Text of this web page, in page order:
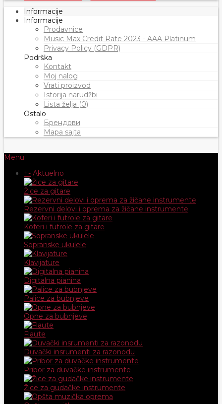
Informacije
Informacije
Prodavnice
Music Max Credit Rate 2023 - AAA Platinum
Privacy Policy (GDPR)
Podrška
Kontakt
Moj nalog
Vrati proizvod
Istorija narudžbi
Lista želja (0)
Ostalo
Брендови
Mapa sajta
Menu
+- Aktuelno
Žice za gitare
Rezervni delovi i oprema za žičane instrumente
Koferi i futrole za gitare
Sopranske ukulele
Klavijature
Digitalna pianina
Palice za bubnjeve
Opne za bubnjeve
Flaute
Duvački insrumenti za razonodu
Pribor za duvačke instrumente
Žice za gudačke instrumente